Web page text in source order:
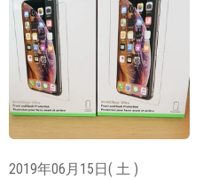
2019年06月15日( 土 )